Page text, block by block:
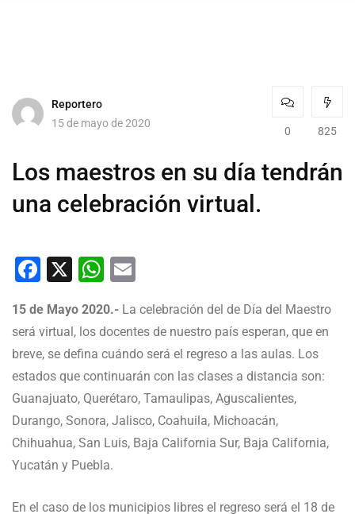
Reportero
15 de mayo de 2020
0 825
Los maestros en su día tendrán
una celebración virtual.
Facebook
X WhatsApp
15 de Mayo 2020.- La celebración del de Día del Maestro
será virtual, los docentes de nuestro país esperan, que en
breve, se defina cuándo será el regreso a las aulas. Los
estados que continuarán con las clases a distancia son:
Guanajuato, Querétaro, Tamaulipas, Aguscalientes,
Durango, Sonora, Jalisco, Coahuila, Michoacán,
Chihuahua, San Luis, Baja California Sur, Baja California,
Yucatán y Puebla.
En el caso de los municipios libres el regreso será el 18 de